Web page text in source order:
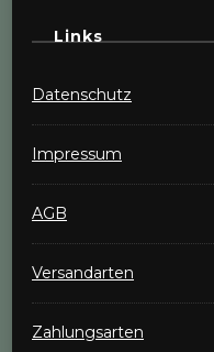
Links
Datenschutz
Impressum
AGB
Versandarten
Zahlungsarten